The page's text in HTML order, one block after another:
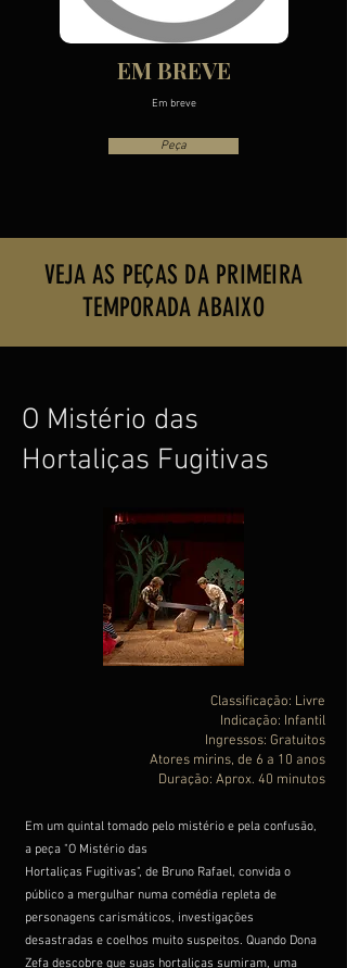
EM BREVE
Em breve
Peça
VEJA AS PEÇAS DA PRIMEIRA
TEMPORADA ABAIXO
O Mistério das
Hortaliças Fugitivas
Classificação: Livre
Indicação: Infantil
Ingressos: Gratuitos
Atores mirins, de 6 a 10 anos
Duração: Aprox. 40 minutos
Em um quintal tomado pelo mistério e pela confusão,
a peça "O Mistério das
Hortaliças Fugitivas", de Bruno Rafael, convida o
público a mergulhar numa comédia repleta de
personagens carismáticos, investigações
desastradas e coelhos muito suspeitos. Quando Dona
Zefa descobre que suas hortaliças sumiram, uma